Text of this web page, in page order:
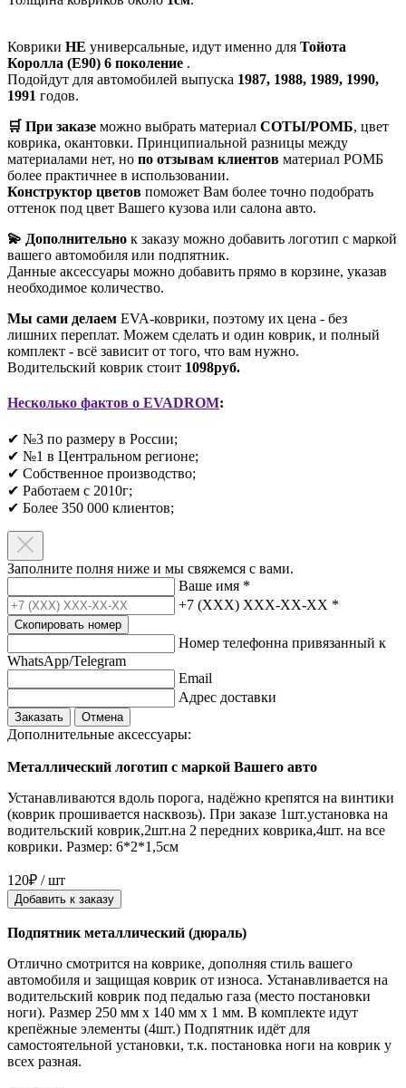
Коврики НЕ универсальные, идут именно для Тойота
Королла (Е90) 6 поколение .
Подойдут для автомобилей выпуска 1987, 1988, 1989, 1990,
1991 годов.
🛒 При заказе можно выбрать материал СОТЫ/РОМБ, цвет
коврика, окантовки. Принципиальной разницы между
материалами нет, но по отзывам клиентов материал РОМБ
более практичнее в использовании.
Конструктор цветов поможет Вам более точно подобрать
оттенок под цвет Вашего кузова или салона авто.
💫 Дополнительно к заказу можно добавить логотип с маркой
вашего автомобиля или подпятник.
Данные аксессуары можно добавить прямо в корзине, указав
необходимое количество.
Мы сами делаем EVA-коврики, поэтому их цена - без
лишних переплат. Можем сделать и один коврик, и полный
комплект - всё зависит от того, что вам нужно.
Водительский коврик стоит 1098руб.
Несколько фактов о EVADROM:
✔ №3 по размеру в России;
✔ №1 в Центральном регионе;
✔ Собственное производство;
✔ Работаем с 2010г;
✔ Более 350 000 клиентов;​
Заполните полня ниже и мы свяжемся с вами.
Ваше имя *
+7 (XXX) XXX-XX-XX *
Скопировать номер
Номер телефонна привязанный к
WhatsApp/Telegram
Email
Адрес доставки
Заказать Отмена
Дополнительные аксессуары:
Металлический логотип с маркой Вашего авто
Устанавливаются вдоль порога, надёжно крепятся на винтики
(коврик прошивается насквозь). При заказе 1шт.установка на
водительский коврик,2шт.на 2 передних коврика,4шт. на все
коврики. Размер: 6*2*1,5см
120₽ / шт
Добавить к заказу
Подпятник металлический (дюраль)
Отлично смотрится на коврике, дополняя стиль вашего
автомобиля и защищая коврик от износа. Устанавливается на
водительский коврик под педалью газа (место постановки
ноги). Размер 250 мм x 140 мм x 1 мм. В комплекте идут
крепёжные элементы (4шт.) Подпятник идёт для
самостоятельной установки, т.к. постановка ноги на коврик у
всех разная.